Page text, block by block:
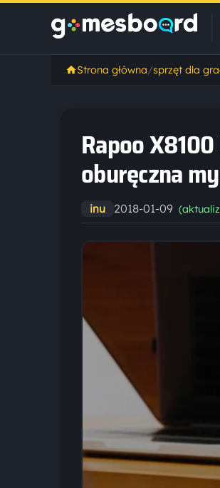
Strona główna/sprzęt dla
Rapoo
oburęczna
inu 2018-01-09